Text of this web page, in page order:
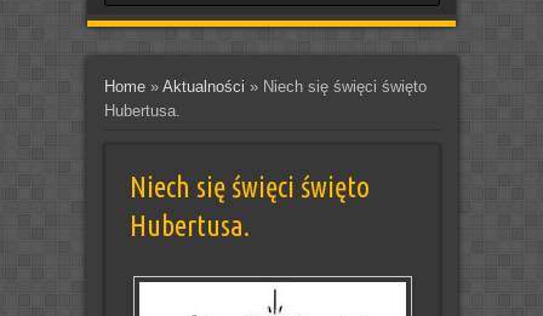
Home» Aktualności » Niech się święci święto
Hubertusa.
Niech się święci święto
Hubertusa.